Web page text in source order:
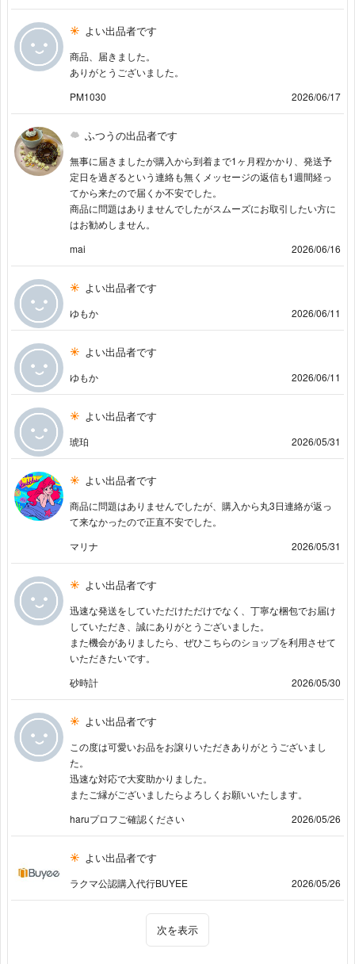
よい出品者です
商品、届きました。
ありがとうございました。
PM1030
2026/06/17
ふつうの出品者です
無事に届きましたが購入から到着まで1ヶ月程かかり、発送予
定日を過ぎるという連絡も無くメッセージの返信も1週間経っ
てから来たので届くか不安でした。
商品に問題はありませんでしたがスムーズにお取引したい方に
はお勧めしません。
mai
2026/06/16
よい出品者です
ゆもか 2026/06/11
よい出品者です
ゆもか 2026/06/11
よい出品者です
琥珀 2026/05/31
よい出品者です
商品に問題はありませんでしたが、購入から丸3日連絡が返っ
て来なかったので正直不安でした。
マリナ
2026/05/31
よい出品者です
迅速な発送をしていただけただけでなく、丁寧な梱包でお届け
していただき、誠にありがとうございました。
また機会がありましたら、ぜひこちらのショップを利用させて
いただきたいです。
砂時計
2026/05/30
よい出品者です
この度は可愛いお品をお譲りいただきありがとうございまし
た。
迅速な対応で大変助かりました。
またご縁がございましたらよろしくお願いいたします。
haruプロフご確認ください
2026/05/26
よい出品者です
ラクマ公認購入代行BUYEE 2026/05/26
次を表示